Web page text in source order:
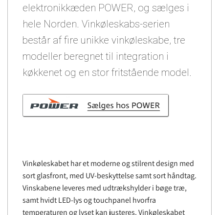
elektronikkæden POWER, og sælges i
hele Norden. Vinkøleskabs-serien
består af fire unikke vinkøleskabe, tre
modeller beregnet til integration i
køkkenet og en stor fritstående model.
Vinkøleskabet har et moderne og stilrent design med
sort glasfront, med UV-beskyttelse samt sort håndtag.
Vinskabene leveres med udtrækshylder i bøge træ,
samt hvidt LED-lys og touchpanel hvorfra
temperaturen og lyset kan justeres. Vinkøleskabet